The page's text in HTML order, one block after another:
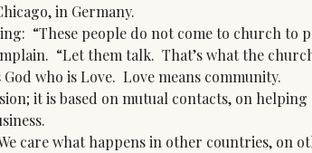
in Germany.
“These people do not come to church to
“Let them talk. That’s what the
who is Love. Love means community.
it is based on mutual contacts, on
care what happens in other countries, on